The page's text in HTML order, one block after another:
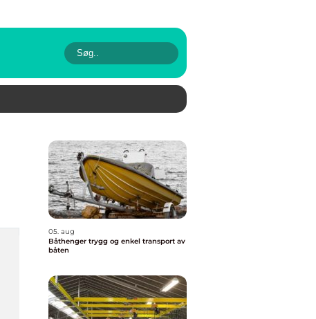
05. aug
Båthenger trygg og enkel transport av
båten